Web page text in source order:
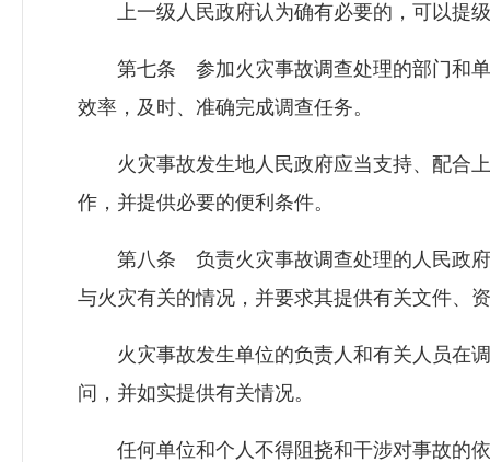
上一级人民政府认为确有必要的，可以提级
第七条 参加火灾事故调查处理的部门和单
效率，及时、准确完成调查任务。
火灾事故发生地人民政府应当支持、配合上
作，并提供必要的便利条件。
第八条 负责火灾事故调查处理的人民政府
与火灾有关的情况，并要求其提供有关文件、
火灾事故发生单位的负责人和有关人员在调
问，并如实提供有关情况。
任何单位和个人不得阻挠和干涉对事故的